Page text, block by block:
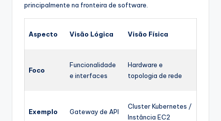
principalmente na fronteira de software.
Aspecto Visão Lógica Visão Física
Foco
Funcionalidade
e interfaces
Hardware e
topologia de rede
Exemplo Gateway de API
Cluster Kubernetes /
Instância EC2